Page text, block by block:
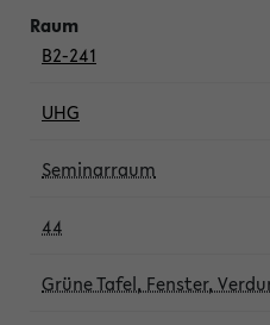
B2-241
UHG
Seminarraum
44
Grüne Tafel, Fenster,